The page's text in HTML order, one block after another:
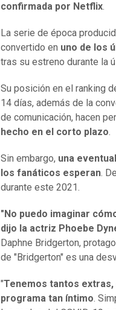
confirmada por Netflix.
La serie de época
convertido en uno de los
tras su estreno durante la
Su posición en el ranking
14 días, además de la
de comunicación, hacen
hecho en el corto plazo.
Sin embargo, una
los fanáticos esperan.
durante este 2021.
"No puedo imaginar
dijo la actriz Phoebe
Daphne Bridgerton,
de "Bridgerton" es una
"Tenemos tantos
programa tan íntimo.